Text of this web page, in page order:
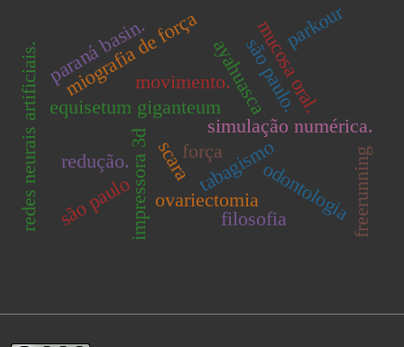
impressora 3dscara
simulação numérica.
equisetum giganteum
ovariectomia
miografia de força
redes neurais artificiais. ayahuasca
tabagismo
redução. força
movimento.
odontologia
mucosa oral.
paraná basin. parkour
freerunning
são paulo.
filosofia
são paulo